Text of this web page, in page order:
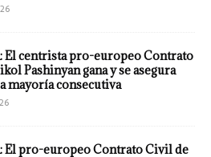
El centrista pro-europeo Contrato
Pashinyan gana y se asegura
mayoría consecutiva
El pro-europeo Contrato Civil de